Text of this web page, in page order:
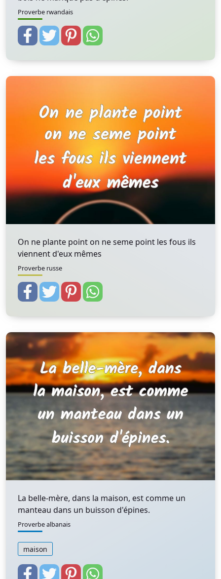
Proverbe rwandais
On ne plante point on ne seme point les fous ils
viennent d'eux mêmes
Proverbe russe
La belle-mère, dans la maison, est comme un
manteau dans un buisson d'épines.
Proverbe albanais
maison